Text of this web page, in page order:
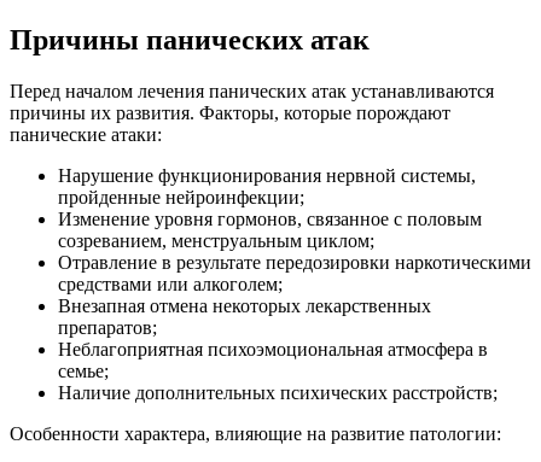
Причины панических атак
Перед началом лечения панических атак устанавливаются
причины их развития. Факторы, которые порождают
панические атаки:
Нарушение функционирования нервной системы,
пройденные нейроинфекции;
Изменение уровня гормонов, связанное с половым
созреванием, менструальным циклом;
Отравление в результате передозировки наркотическими
средствами или алкоголем;
Внезапная отмена некоторых лекарственных
препаратов;
Неблагоприятная психоэмоциональная атмосфера в
семье;
Наличие дополнительных психических расстройств;
Особенности характера, влияющие на развитие патологии: